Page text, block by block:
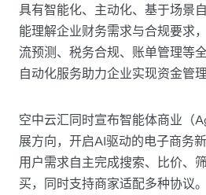
具有智能化、主动化、基于场景
能理解企业财务需求与合规要求
流预测、税务合规、账单管理等
自动化服务助力企业实现资金管理
空中云汇同时宣布智能体商业（
展方向，开启AI驱动的电子商务
用户需求自主完成搜索、比价、
买，同时支持商家适配多种协议